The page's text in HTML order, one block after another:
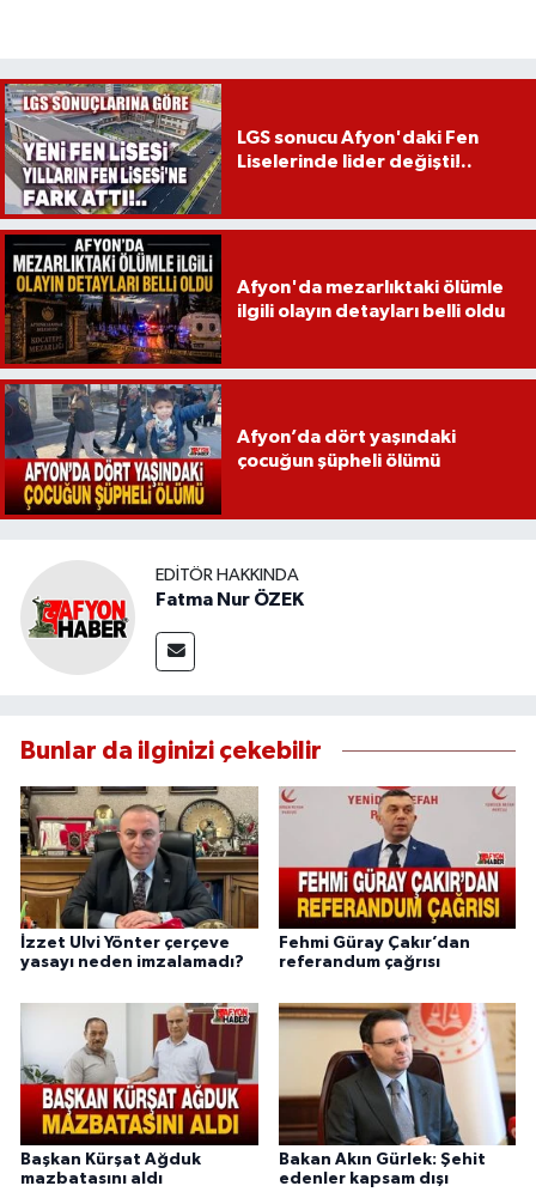
LGS sonucu Afyon'daki Fen
Liselerinde lider değişti!..
Afyon'da mezarlıktaki ölümle
ilgili olayın detayları belli oldu
Afyon’da dört yaşındaki
çocuğun şüpheli ölümü
EDITÖR HAKKINDA
Fatma Nur ÖZEK
Bunlar da ilginizi çekebilir
İzzet Ulvi Yönter çerçeve
yasayı neden imzalamadı?
Fehmi Güray Çakır’dan
referandum çağrısı
Başkan Kürşat Ağduk
mazbatasını aldı
Bakan Akın Gürlek: Şehit
edenler kapsam dışı